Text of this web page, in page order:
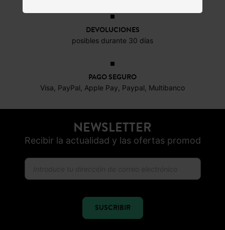
DEVOLUCIONES
posibles durante 30 días
PAGO SEGURO
Visa, PayPal, Apple Pay, Paypal, Multibanco
NEWSLETTER
Recibir la actualidad y las ofertas promod
SUSCRIBIR